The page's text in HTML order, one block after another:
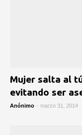
Mujer salta al
evitando ser
Anónimo - marzo 31, 2014